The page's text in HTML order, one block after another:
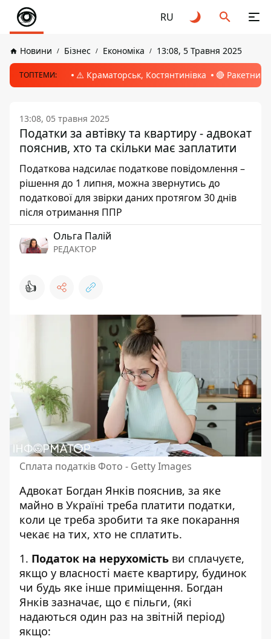
RU
Новини Бізнес Економіка 13:08, 5 Травня 2025
ТОПТЕМИ: ⚠️ Краматорськ, Костянтинівка 🔴 Ракетний
13:08, 05 травня 2025
Податки за автівку та квартиру - адвокат
пояснив, хто та скільки має заплатити
Податкова надсилає податкове повідомлення –
рішення до 1 липня, можна звернутись до
податкової для звірки даних протягом 30 днів
після отримання ППР
Ольга Палій
РЕДАКТОР
👍
Сплата податків Фото - Getty Images
Адвокат Богдан Янків пояснив, за яке
майно в Україні треба платити податки,
коли це треба зробити та яке покарання
чекає на тих, хто не сплатить.
1. Податок на нерухомість ви сплачуєте,
якщо у власності маєте квартиру, будинок
чи будь яке інше приміщення. Богдан
Янків зазначає, що є пільги, (які
надаються один раз на звітній період)
якщо: